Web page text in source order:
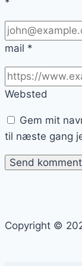
*
mail *
Websted
Gem mit
til næste gang
Copyright ©